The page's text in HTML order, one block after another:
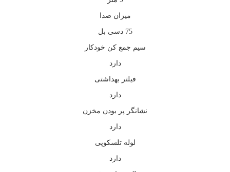
میزان صدا
75 دسی بل
سیم جمع کن خودکار
دارد
فیلتر بهداشتی
دارد
نشانگر پر بودن مخزن
دارد
لوله تلسکوپی
دارد